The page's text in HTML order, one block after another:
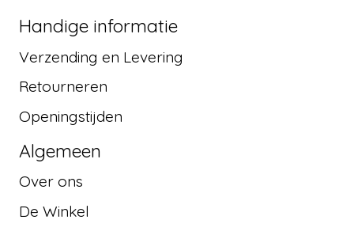
Handige informatie
Verzending en Levering
Retourneren
Openingstijden
Algemeen
Over ons
De Winkel